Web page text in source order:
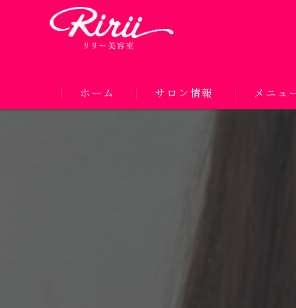
ホーム サロン情報 メニュ